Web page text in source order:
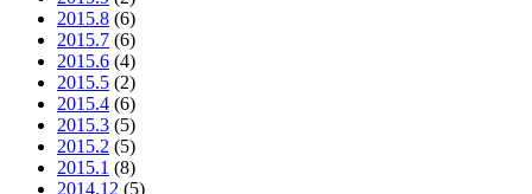
2015.8 (6)
2015.7 (6)
2015.6 (4)
2015.5 (2)
2015.4 (6)
2015.3 (5)
2015.2 (5)
2015.1 (8)
2014.12 (5)